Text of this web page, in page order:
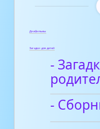
Диафильмы
Загадки для детей
-
-